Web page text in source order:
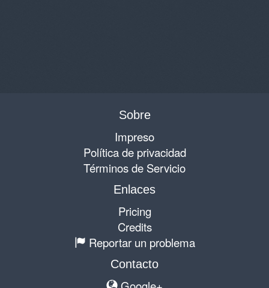
Sobre
Impreso
Política de privacidad
Términos de Servicio
Enlaces
Pricing
Credits
Reportar un problema
Contacto